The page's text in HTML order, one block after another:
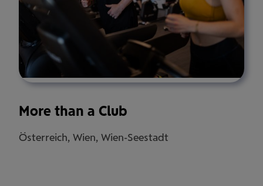
More than a Club
Österreich, Wien, Wien-Seestadt